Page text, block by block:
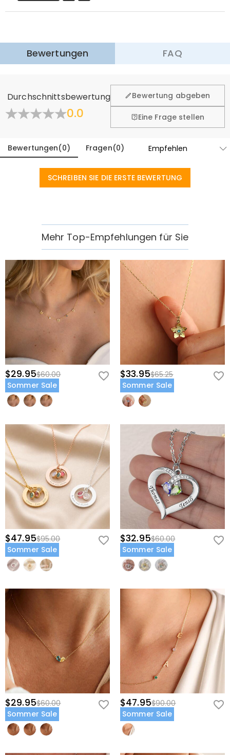
Mehr erfahren
fühlen. Deshalb bieten wir Ihnen 60 Tage Rückgaberecht.
Bewertungen FAQ
Durchschnittsbewertung
0.0
Bewertung abgeben
Eine Frage stellen
Bewertungen(0) Fragen(0)
SCHREIBEN SIE DIE ERSTE BEWERTUNG
Mehr Top-Empfehlungen für Sie
$29.95$60.00
Sommer Sale
$33.95$65.25
Sommer Sale
$47.95$95.00
Sommer Sale
$32.95$60.00
Sommer Sale
$29.95$60.00
Sommer Sale
$47.95$90.00
Sommer Sale